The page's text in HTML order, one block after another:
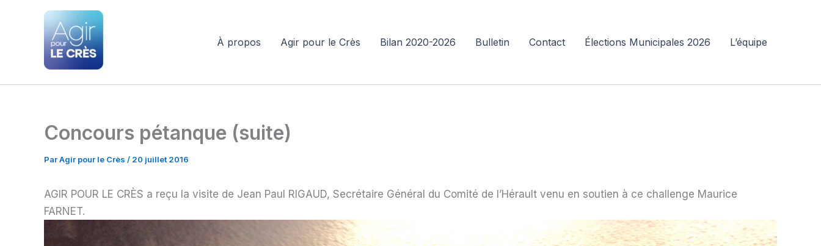
À propos Agir pour le Crès Bilan 2020-2026 Bulletin Contact Élections Municipales 2026 L’équipe
Concours pétanque (suite)
ParAgir pour le Crès / 20 juillet 2016
AGIR POUR LE CRÈS a reçu la visite de Jean Paul RIGAUD, Secrétaire Général du Comité de l’Hérault venu en soutien à ce challenge Maurice
FARNET.